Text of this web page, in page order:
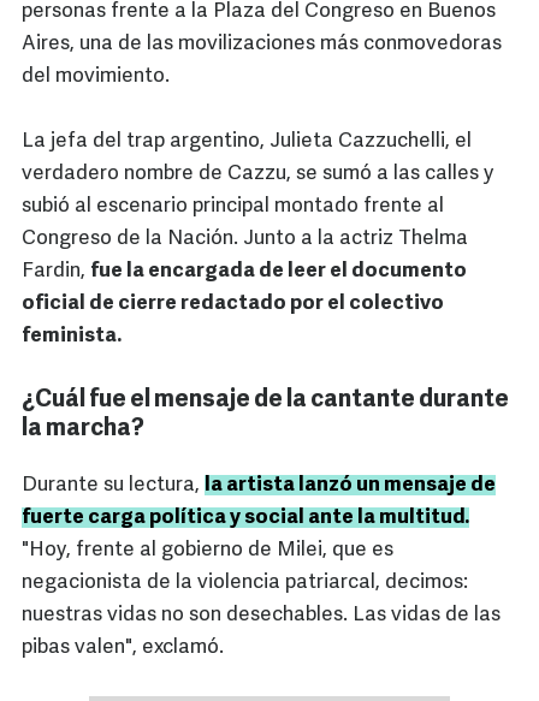
personas frente a la Plaza del Congreso en Buenos
Aires, una de las movilizaciones más conmovedoras
del movimiento.
La jefa del trap argentino, Julieta Cazzuchelli, el
verdadero nombre de Cazzu, se sumó a las calles y
subió al escenario principal montado frente al
Congreso de la Nación. Junto a la actriz Thelma
Fardin, fue la encargada de leer el documento
oficial de cierre redactado por el colectivo
feminista.
¿Cuál fue el mensaje de la cantante durante
la marcha?
Durante su lectura, la artista lanzó un mensaje de
fuerte carga política y social ante la multitud.
"Hoy, frente al gobierno de Milei, que es
negacionista de la violencia patriarcal, decimos:
nuestras vidas no son desechables. Las vidas de las
pibas valen", exclamó.